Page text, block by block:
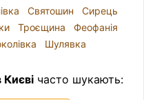
Святошин
Сирець
Троєщина
Феофанія
Шулявка
часто шукають: